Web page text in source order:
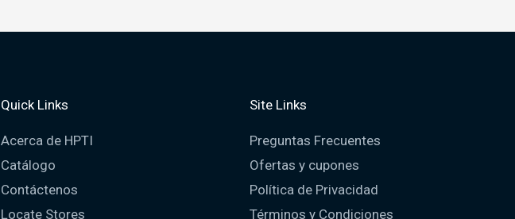
Quick Links
Acerca de HPTI
Catálogo
Contáctenos
Locate Stores
Site Links
Preguntas Frecuentes
Ofertas y cupones
Política de Privacidad
Términos y Condiciones